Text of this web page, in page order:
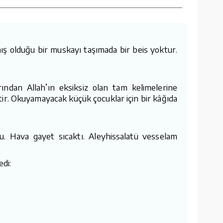
olduğu bir muskayı taşımada bir beis yoktur.
Allah’ın eksiksiz olan tam kelimelerine
Okuyamayacak küçük çocuklar için bir kâğıda
Hava gayet sıcaktı. Aleyhissalatü vesselam